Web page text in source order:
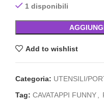
1 disponibili
Add to wishlist
Categoria: UTENSILI/
Tag: CAVATAPPI FUNNY